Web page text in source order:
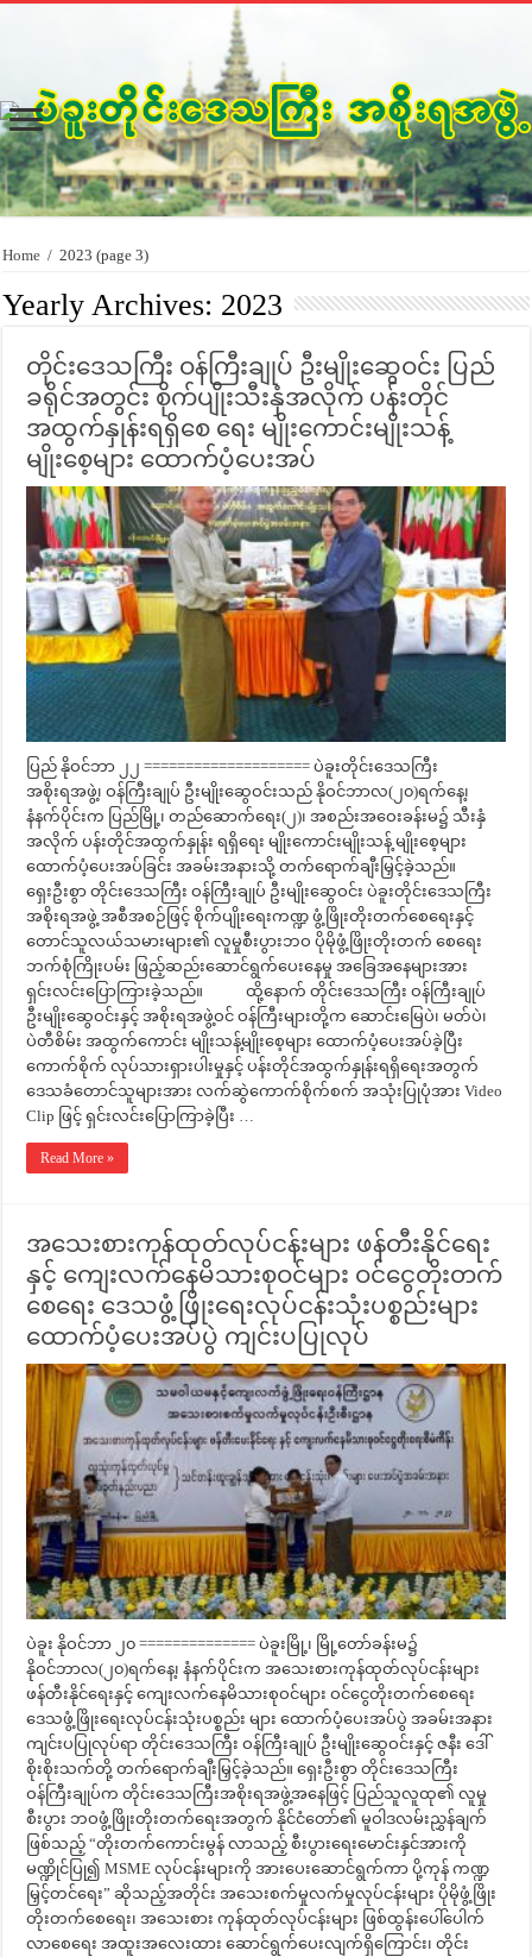
Home / 2023 (page 3)
Yearly Archives: 2023
တိုင်းဒေသကြီး ဝန်ကြီးချုပ် ဦးမျိုးဆွေဝင်း ပြည်
ခရိုင်အတွင်း စိုက်ပျိုးသီးနှံအလိုက် ပန်းတိုင်
အထွက်နှုန်းရရှိစေ ရေး မျိုးကောင်းမျိုးသန့်
မျိုးစေ့များ ထောက်ပံ့ပေးအပ်
ပြည် နိုဝင်ဘာ ၂၂ ==================== ပဲခူးတိုင်းဒေသကြီး
အစိုးရအဖွဲ့၊ ဝန်ကြီးချုပ် ဦးမျိုးဆွေဝင်းသည် နိုဝင်ဘာလ(၂၀)ရက်နေ့၊
နံနက်ပိုင်းက ပြည်မြို့၊ တည်ဆောက်ရေး(၂)၊ အစည်းအဝေးခန်းမ၌ သီးနှံ
အလိုက် ပန်းတိုင်အထွက်နှုန်း ရရှိရေး မျိုးကောင်းမျိုးသန့် မျိုးစေ့များ
ထောက်ပံ့ပေးအပ်ခြင်း အခမ်းအနားသို့ တက်ရောက်ချီးမြှင့်ခဲ့သည်။
ရှေးဦးစွာ တိုင်းဒေသကြီး ဝန်ကြီးချုပ် ဦးမျိုးဆွေဝင်း ပဲခူးတိုင်းဒေသကြီး
အစိုးရအဖွဲ့ အစီအစဉ်ဖြင့် စိုက်ပျိုးရေးကဏ္ဍ ဖွံ့ဖြိုးတိုးတက်စေရေးနှင့်
တောင်သူလယ်သမားများ၏ လူမှုစီးပွားဘဝ ပိုမိုဖွံ့ဖြိုးတိုးတက် စေရေး
ဘက်စုံကြိုးပမ်း ဖြည့်ဆည်းဆောင်ရွက်ပေးနေမှု အခြေအနေများအား
ရှင်းလင်းပြောကြားခဲ့သည်။ ထို့နောက် တိုင်းဒေသကြီး ဝန်ကြီးချုပ်
ဦးမျိုးဆွေဝင်းနှင့် အစိုးရအဖွဲ့ဝင် ဝန်ကြီးများတို့က ဆောင်းမြေပဲ၊ မတ်ပဲ၊
ပဲတီစိမ်း အထွက်ကောင်း မျိုးသန့်မျိုးစေ့များ ထောက်ပံ့ပေးအပ်ခဲ့ပြီး
ကောက်စိုက် လုပ်သားရှားပါးမှုနှင့် ပန်းတိုင်အထွက်နှုန်းရရှိရေးအတွက်
ဒေသခံတောင်သူများအား လက်ဆွဲကောက်စိုက်စက် အသုံးပြုပုံအား Video
Clip ဖြင့် ရှင်းလင်းပြောကြာခဲ့ပြီး …
Read More »
အသေးစားကုန်ထုတ်လုပ်ငန်းများ ဖန်တီးနိုင်ရေး
နှင့် ကျေးလက်နေမိသားစုဝင်များ ဝင်ငွေတိုးတက်
စေရေး ဒေသဖွံ့ဖြိုးရေးလုပ်ငန်းသုံးပစ္စည်းများ
ထောက်ပံ့ပေးအပ်ပွဲ ကျင်းပပြုလုပ်
ပဲခူး နိုဝင်ဘာ ၂၀ ============== ပဲခူးမြို့၊ မြို့တော်ခန်းမ၌
နိုဝင်ဘာလ(၂၀)ရက်နေ့၊ နံနက်ပိုင်းက အသေးစားကုန်ထုတ်လုပ်ငန်းများ
ဖန်တီးနိုင်ရေးနှင့် ကျေးလက်နေမိသားစုဝင်များ ဝင်ငွေတိုးတက်စေရေး
ဒေသဖွံ့ဖြိုးရေးလုပ်ငန်းသုံးပစ္စည်း များ ထောက်ပံ့ပေးအပ်ပွဲ အခမ်းအနား
ကျင်းပပြုလုပ်ရာ တိုင်းဒေသကြီး ဝန်ကြီးချုပ် ဦးမျိုးဆွေဝင်းနှင့် ဇနီး ဒေါ်
စိုးစိုးသက်တို့ တက်ရောက်ချီးမြှင့်ခဲ့သည်။ ရှေးဦးစွာ တိုင်းဒေသကြီး
ဝန်ကြီးချုပ်က တိုင်းဒေသကြီးအစိုးရအဖွဲ့အနေဖြင့် ပြည်သူလူထု၏ လူမှု
စီးပွား ဘဝဖွံ့ဖြိုးတိုးတက်ရေးအတွက် နိုင်ငံတော်၏ မူဝါဒလမ်းညွှန်ချက်
ဖြစ်သည့် “တိုးတက်ကောင်းမွန် လာသည့် စီးပွားရေးမောင်းနှင်အားကို
မဏ္ဍိုင်ပြု၍ MSME လုပ်ငန်းများကို အားပေးဆောင်ရွက်ကာ ပို့ကုန် ကဏ္ဍ
မြှင့်တင်ရေး” ဆိုသည့်အတိုင်း အသေးစက်မှုလက်မှုလုပ်ငန်းများ ပိုမိုဖွံ့ဖြိုး
တိုးတက်စေရေး၊ အသေးစား ကုန်ထုတ်လုပ်ငန်းများ ဖြစ်ထွန်းပေါ်ပေါက်
လာစေရေး အထူးအလေးထား ဆောင်ရွက်ပေးလျက်ရှိကြောင်း၊ တိုင်း